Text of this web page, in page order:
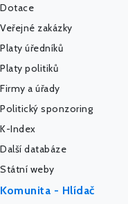
Dotace
Veřejné zakázky
Platy úředníků
Platy politiků
Firmy a úřady
Politický sponzoring
K-Index
Další databáze
Státní weby
Komunita - Hlídač